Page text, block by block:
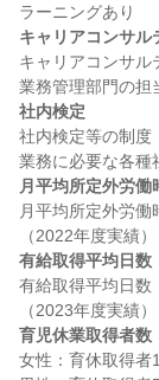
キャリアコンサル
キャリアコンサル
社内検定
社内検定等の制度
月平均所定外労働
月平均所定外労働
有給取得平均日数
有給取得平均日数
育児休業取得者数
女性：育休取得者